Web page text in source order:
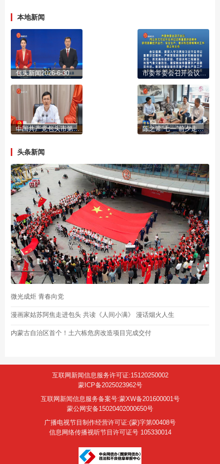
本地新闻
包头新闻2026-6-30 市委常委会召开会议 传达学习习近平总书记近期重要讲话精神 研究部署经济运行、安全生产、意识形态领域有关工作 陈之常主持
中国共产党包头市第十三届委员会第十二次全体会议召开 陈之常“七一”前夕走访慰问党员代表
头条新闻
微光成炬 青春向党
漫画家姑苏阿焦走进包头 共读《人间小满》 漫话烟火人生
内蒙古自治区首个！土六栋危房改造项目完成交付
互联网新闻信息服务许可证:15120250002
蒙ICP备2025023962号
互联网新闻信息服务备案号:蒙XW备201600001号
蒙公网安备15020402000650号
广播电视节目制作经营许可证:(蒙)字第00408号
信息网络传播视听节目许可证号 105330014